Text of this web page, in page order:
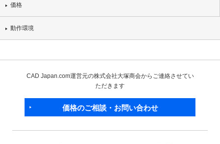
価格
動作環境
CAD Japan.com運営元の株式会社大塚商会からご連絡させてい
ただきます
価格のご相談・お問い合わせ